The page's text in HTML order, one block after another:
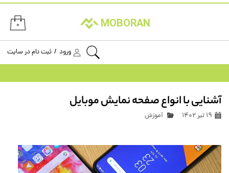
۰
ورود / ثبت نام در سایت
خروج از حساب کاربری
MOBORAN
آشنایی با انواع صفحه نمایش موبایل
۱۹ تیر ۱۴۰۲ آموزش